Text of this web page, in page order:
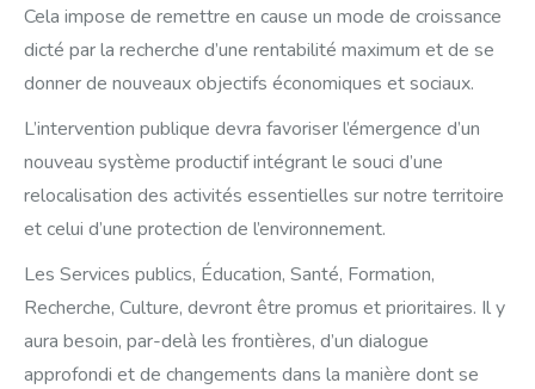
Cela impose de remettre en cause un mode de croissance
dicté par la recherche d’une rentabilité maximum et de se
donner de nouveaux objectifs économiques et sociaux.
L’intervention publique devra favoriser l’émergence d’un
nouveau système productif intégrant le souci d’une
relocalisation des activités essentielles sur notre territoire
et celui d’une protection de l’environnement.
Les Services publics, Éducation, Santé, Formation,
Recherche, Culture, devront être promus et prioritaires. Il y
aura besoin, par-delà les frontières, d’un dialogue
approfondi et de changements dans la manière dont se